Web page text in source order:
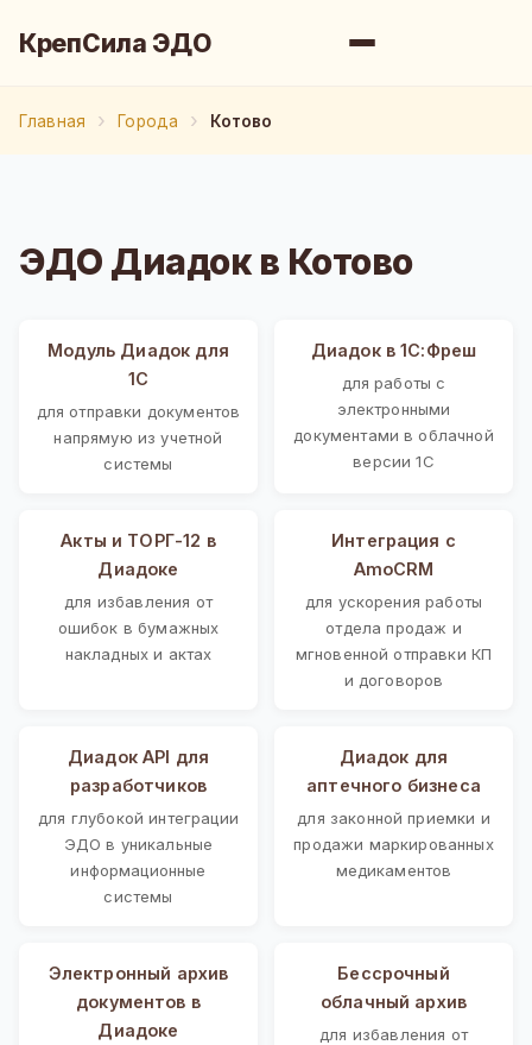
КрепСила ЭДО
Главная Города Котово
ЭДО Диадок в Котово
Модуль Диадок для
1С
для отправки документов
напрямую из учетной
системы
Диадок в 1С:Фреш
для работы с
электронными
документами в облачной
версии 1С
Акты и ТОРГ-12 в
Диадоке
для избавления от
ошибок в бумажных
накладных и актах
Интеграция с
AmoCRM
для ускорения работы
отдела продаж и
мгновенной отправки КП
и договоров
Диадок API для
разработчиков
для глубокой интеграции
ЭДО в уникальные
информационные
системы
Диадок для
аптечного бизнеса
для законной приемки и
продажи маркированных
медикаментов
Электронный архив
документов в
Диадоке
Бессрочный
облачный архив
для избавления от